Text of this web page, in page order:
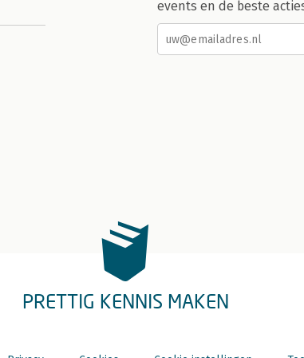
events en de beste
PRETTIG KENNIS MAKEN